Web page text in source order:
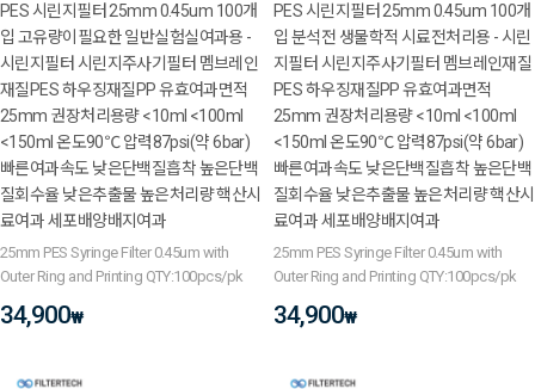
PES 시린지필터 25mm 0.45um 100개
입 고유량이필요한 일반실험실여과용 -
시린지필터 시린지주사기필터 멤브레인
재질PES 하우징재질PP 유효여과면적
25mm 권장처리용량 <10ml <100ml
<150ml 온도90℃ 압력87psi(약 6bar)
빠른여과속도 낮은단백질흡착 높은단백
질회수율 낮은추출물 높은처리량 핵산시
료여과 세포배양배지여과
25mm PES Syringe Filter 0.45um with
Outer Ring and Printing QTY:100pcs/pk
34,900₩
PES 시린지필터 25mm 0.45um 100개
입 분석전 생물학적 시료전처리용 - 시린
지필터 시린지주사기필터 멤브레인재질
PES 하우징재질PP 유효여과면적
25mm 권장처리용량 <10ml <100ml
<150ml 온도90℃ 압력87psi(약 6bar)
빠른여과속도 낮은단백질흡착 높은단백
질회수율 낮은추출물 높은처리량 핵산시
료여과 세포배양배지여과
25mm PES Syringe Filter 0.45um with
Outer Ring and Printing QTY:100pcs/pk
34,900₩